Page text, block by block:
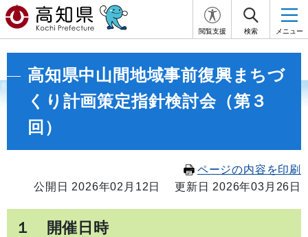
閲覧支援 検索 メニュー
高知県中山間地域事前復興まちづ
くり計画策定指針検討会（第３
回）
ページの内容を印刷
公開日 2026年02月12日
更新日 2026年03月26日
１ 開催日時